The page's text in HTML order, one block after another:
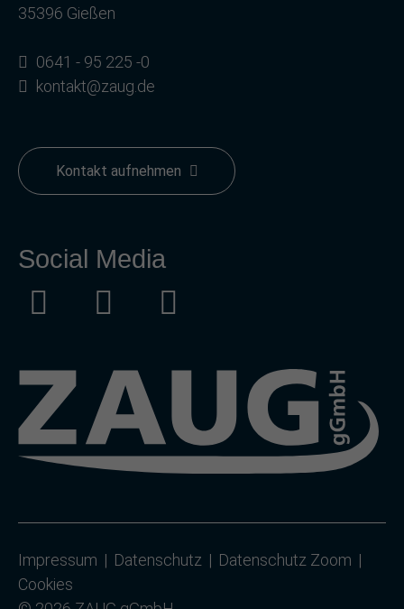
35396 Gießen
0641 - 95 225 -0
kontakt@zaug.de
Kontakt aufnehmen
Social Media
Impressum Datenschutz
Datenschutz Zoom
Cookies